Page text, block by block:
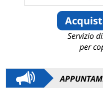
Servizio
per